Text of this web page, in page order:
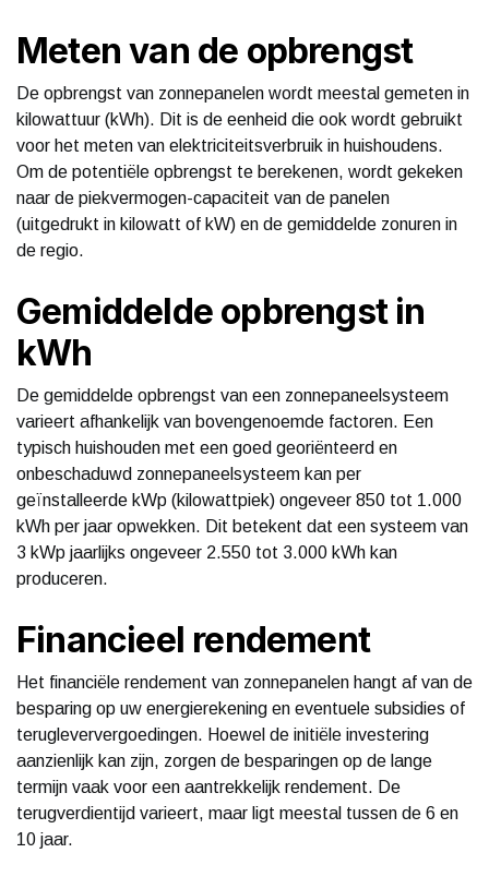
Meten van de opbrengst
De opbrengst van zonnepanelen wordt meestal gemeten in
kilowattuur (kWh). Dit is de eenheid die ook wordt gebruikt
voor het meten van elektriciteitsverbruik in huishoudens.
Om de potentiële opbrengst te berekenen, wordt gekeken
naar de piekvermogen-capaciteit van de panelen
(uitgedrukt in kilowatt of kW) en de gemiddelde zonuren in
de regio.
Gemiddelde opbrengst in
kWh
De gemiddelde opbrengst van een zonnepaneelsysteem
varieert afhankelijk van bovengenoemde factoren. Een
typisch huishouden met een goed georiënteerd en
onbeschaduwd zonnepaneelsysteem kan per
geïnstalleerde kWp (kilowattpiek) ongeveer 850 tot 1.000
kWh per jaar opwekken. Dit betekent dat een systeem van
3 kWp jaarlijks ongeveer 2.550 tot 3.000 kWh kan
produceren.
Financieel rendement
Het financiële rendement van zonnepanelen hangt af van de
besparing op uw energierekening en eventuele subsidies of
terugleververgoedingen. Hoewel de initiële investering
aanzienlijk kan zijn, zorgen de besparingen op de lange
termijn vaak voor een aantrekkelijk rendement. De
terugverdientijd varieert, maar ligt meestal tussen de 6 en
10 jaar.